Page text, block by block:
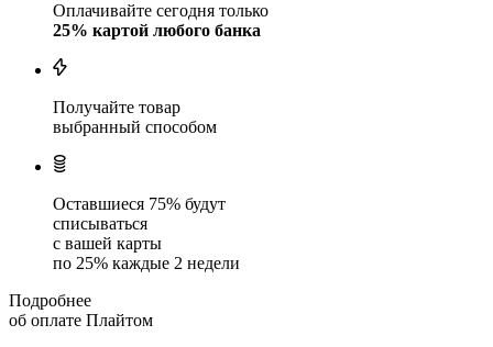
Оплачивайте сегодня только
25% картой любого банка
Получайте товар
выбранный способом
Оставшиеся 75% будут
списываться
с вашей карты
по 25% каждые 2 недели
Подробнее
об оплате Плайтом